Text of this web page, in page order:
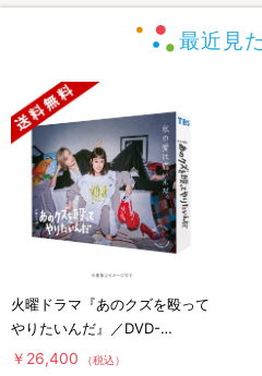
最近見た
火曜ドラマ『あのクズを殴って
やりたいんだ』／DVD-
BOX（送料無料・6枚組）
￥26,400 （税込）